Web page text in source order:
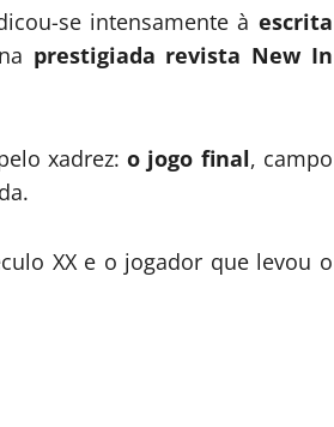
se intensamente à escrita
prestigiada revista New In
xadrez:o jogo final, campo
XX e o jogador que levou o